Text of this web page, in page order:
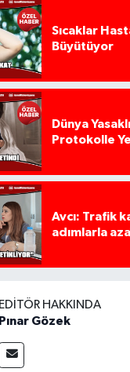
Sıcaklar
Büyütüyor
Dünya
Protokolle
Avcı: Trafik
adımlarla
EDITÖR HAKKINDA
Pınar Gözek